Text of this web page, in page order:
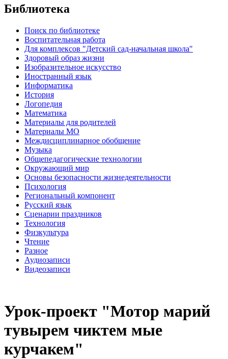
Библиотека
Поиск по библиотеке
Воспитательная работа
Для комплексов "Детский сад-начальная школа"
Здоровый образ жизни
Изобразительное искусство
Иностранный язык
Информатика
История
Логопедия
Математика
Материалы для родителей
Материалы МО
Междисциплинарное обобщение
Музыка
Общепедагогические технологии
Окружающий мир
Основы безопасности жизнедеятельности
Психология
Региональный компонент
Русский язык
Сценарии праздников
Технология
Физкультура
Чтение
Разное
Аудиозаписи
Видеозаписи
Урок-проект "Мотор марий
тувырем чиктем мые
курчакем"